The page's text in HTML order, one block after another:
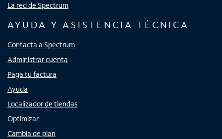
La red de Spectrum
AYUDA Y ASISTENCIA TÉCNICA
Contacta a Spectrum
Administrar cuenta
Paga tu factura
Ayuda
Localizador de tiendas
Optimizar
Cambia de plan